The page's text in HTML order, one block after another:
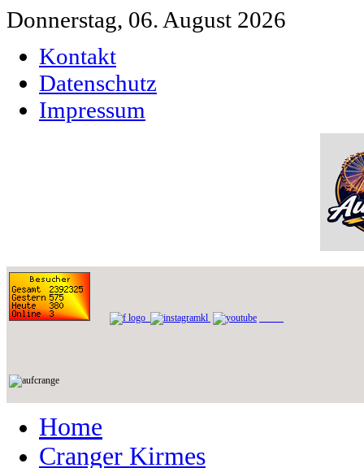
Donnerstag, 06. August 2026
Kontakt
Datenschutz
Impressum
Home
Cranger Kirmes